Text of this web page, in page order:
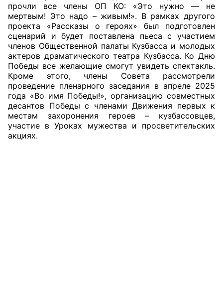
независимой оценки качества условий
оказания услуг
О Палате
Структура Палаты
Комиссии
Экспертный совет ОП КО
Совет ОП КО
прочли все члены ОП КО: «Это нужно — не
мертвым! Это надо – живым!». В рамках другого
проекта «Рассказы о героях» был подготовлен
сценарий и будет поставлена пьеса с участием
членов Общественной палаты Кузбасса и молодых
актеров драматического театра Кузбасса. Ко Дню
Победы все желающие смогут увидеть спектакль.
Кроме этого, члены Совета рассмотрели
проведение пленарного заседания в апреле 2025
года «Во имя Победы!», организацию совместных
десантов Победы с членами Движения первых к
местам захоронения героев – кузбассовцев,
участие в Уроках мужества и просветительских
акциях.